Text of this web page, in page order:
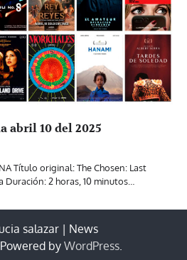
abril 10 del 2025
Título original: The Chosen: Last
2 horas, 10 minutos…
salazar | News
by WordPress